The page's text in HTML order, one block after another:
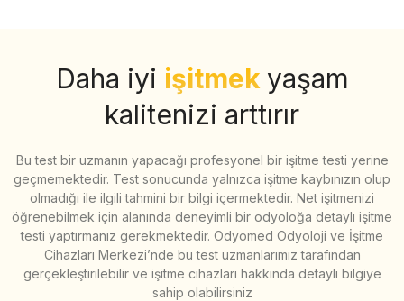
Daha iyi işitmek yaşam
kalitenizi arttırır
Bu test bir uzmanın yapacağı profesyonel bir işitme testi yerine
geçmemektedir. Test sonucunda yalnızca işitme kaybınızın olup
olmadığı ile ilgili tahmini bir bilgi içermektedir. Net işitmenizi
öğrenebilmek için alanında deneyimli bir odyoloğa detaylı işitme
testi yaptırmanız gerekmektedir. Odyomed Odyoloji ve İşitme
Cihazları Merkezi’nde bu test uzmanlarımız tarafından
gerçekleştirilebilir ve işitme cihazları hakkında detaylı bilgiye
sahip olabilirsiniz